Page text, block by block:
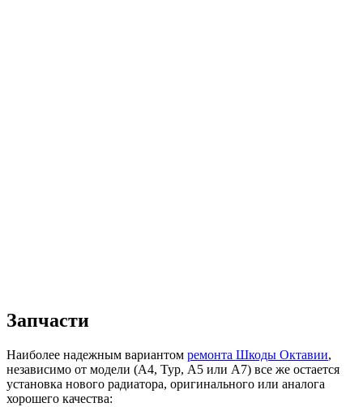
Запчасти
Наиболее надежным вариантом ремонта Шкоды Октавии,
независимо от модели (А4, Тур, А5 или А7) все же остается
установка нового радиатора, оригинального или аналога
хорошего качества: